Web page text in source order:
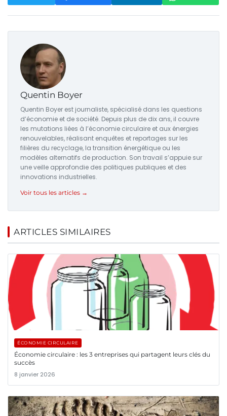
Quentin Boyer
Quentin Boyer est journaliste, spécialisé dans les questions
d’économie et de société. Depuis plus de dix ans, il couvre
les mutations liées à l’économie circulaire et aux énergies
renouvelables, réalisant enquêtes et reportages sur les
filières du recyclage, la transition énergétique ou les
modèles alternatifs de production. Son travail s’appuie sur
une veille approfondie des politiques publiques et des
innovations industrielles.
Voir tous les articles →
ARTICLES SIMILAIRES
ÉCONOMIE CIRCULAIRE
Économie circulaire : les 3 entreprises qui partagent leurs clés du
succès
8 janvier 2026